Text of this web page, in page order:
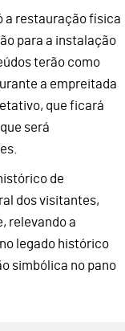
a restauração física
para a instalação
terão como
a empreitada
que ficará
será
de
dos visitantes,
relevando a
legado histórico
simbólica no pano